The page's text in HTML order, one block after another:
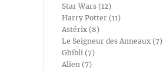
Star Wars (12)
Harry Potter (11)
Astérix (8)
Le Seigneur des Anneaux (7)
Ghibli (7)
Alien (7)